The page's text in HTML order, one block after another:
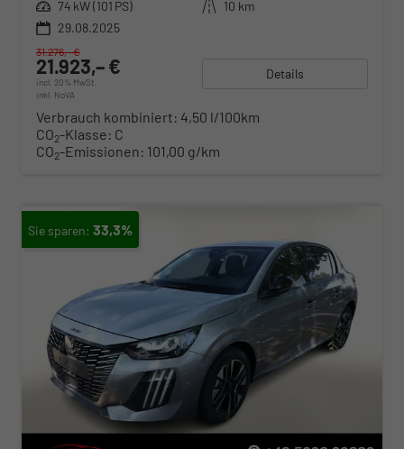
Leistung 74 kW (101 PS) Kilometerstand 10 km
29.08.2025
21.923,– €
incl. 20% MwSt.
inkl. NoVA
31.276,– €
Details
Verbrauch kombiniert: 4,50 l/100km
CO2-Klasse: C
CO2-Emissionen: 101,00 g/km
33,3%